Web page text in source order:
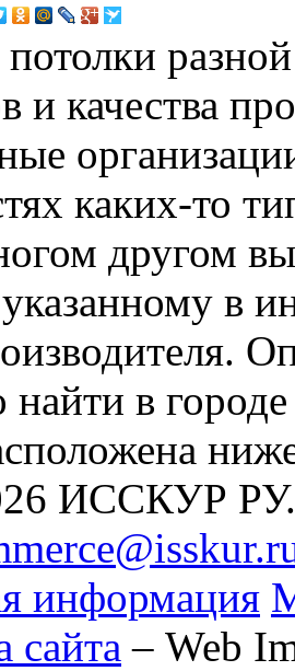
и качества
каких-то
другом
в
найти в
ИССКУР РУ.
информация
сайта – Web